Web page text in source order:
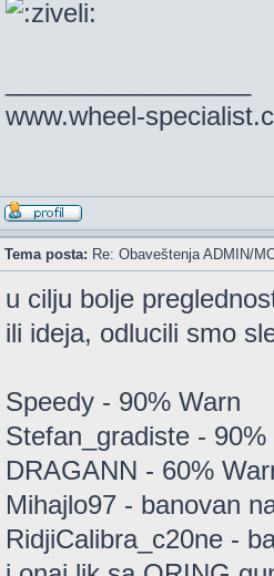
www.wheel-
Tema posta: Re: Obaveštenja ADMIN/
u cilju bolje
ili ideja, odlucili smo
Speedy - 90% Warn
Stefan_gradiste - 90%
DRAGANN - 60%
Mihajlo97 - banovan
RidjiCalibra_c20ne -